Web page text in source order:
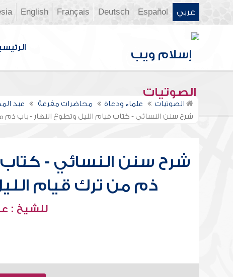
عربي Español
Deutsch
Français
English
الصوتيات
الصوتيات علماء ودعاة محاضرات مفرغة عبد
شرح سنن النسائي - كتاب قيام الليل وتطوع النهار - باب
شرح سنن النسائي - كتاب
ذم من ترك قيام
للشيخ :